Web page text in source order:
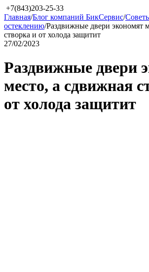
+7(843)203-25-33
Главная/Блог компаний БикСервис/
остеклению/Раздвижные двери экономят
створка и от холода защитит
27/02/2023
Раздвижные двери
место, а сдвижная
от холода защитит